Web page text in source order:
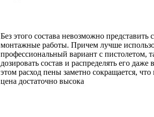
Без этого состава невозможно представить
монтажные работы. Причем лучше
профессиональный вариант с пистолетом,
дозировать состав и распределять его
этом расход пены заметно сокращается,
цена достаточно высока